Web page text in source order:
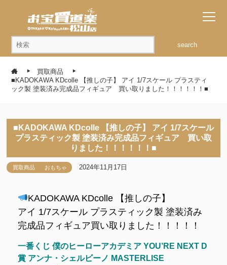
search
買取商品
■KADOKAWA KDcolle 【推しの子】 アイ 1/7スケール プラスティ
ック製 塗装済み完成品フィギュア 買い取りました！！！！！！■
■KADOKAWA KDcolle 【推しの子】 アイ 1/7スケール
プラスティック製 塗装済み完成品フィギュア 買い取
りました！！！！！！■
買取商品 おもちゃ 2024年11月17日
KADOKAWA KDcolle 【推しの子】
アイ 1/7スケール プラスティック製 塗装済み
完成品フィギュア買い取りました！！！！！
一番くじ 僕のヒーローアカデミア YOU’RE NEXT D
賞 アンナ・シェルビーノ MASTERLISE